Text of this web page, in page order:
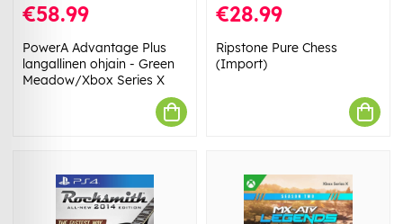
€58.99
PowerA Advantage Plus
langallinen ohjain - Green
Meadow/Xbox Series X
€28.99
Ripstone Pure Chess
(Import)